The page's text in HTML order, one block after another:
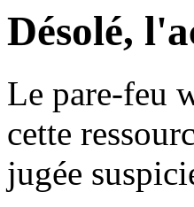
Désolé,
Le pare-feu
cette
jugée